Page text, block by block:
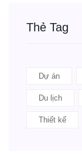
Thẻ Tag
Dự án
Du lịch
Thiết kế